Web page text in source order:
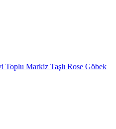
Toplu Markiz Taşlı Rose Göbek